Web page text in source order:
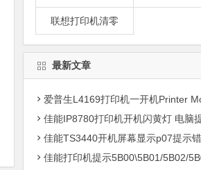
联想打印机清零
最新文章
爱普生L4169打印机一开机Printer Mode故障主
佳能IP8780打印机开机闪黄灯 电脑提示错误5B00快速解决方
佳能TS3440开机屏幕显示p07提示错误代码5B00快速解决
佳能打印机提示5B00\5B01/5B02/5B03/5B04/5B11/5B12/5B13/5B14/1700/1702/